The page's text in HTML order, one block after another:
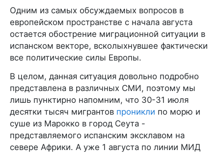
Одним из самых обсуждаемых вопросов в
европейском пространстве с начала августа
остается обострение миграционной ситуации в
испанском векторе, всколыхнувшее фактически
все политические силы Европы.
В целом, данная ситуация довольно подробно
представлена в различных СМИ, поэтому мы
лишь пунктирно напомним, что 30-31 июля
десятки тысяч мигрантов проникли по морю и
суше из Марокко в город Сеута -
представляемого испанским эксклавом на
севере Африки. А уже 1 августа по линии МИД